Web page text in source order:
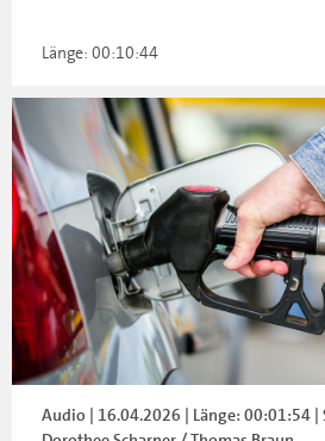
Länge: 00:10:44
Audio | 16.04.2026 | Länge: 00:01:54 |